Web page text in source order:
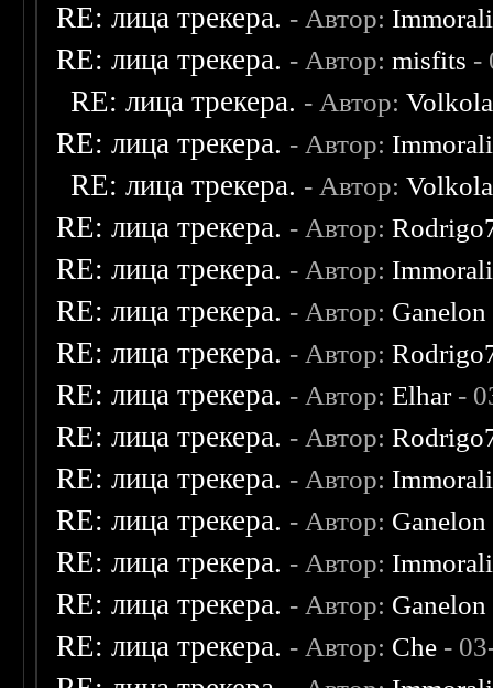
RE: лица трекера. - Автор:
RE: лица трекера. - Автор:misfits -
RE: лица трекера. - Автор:
RE: лица трекера. - Автор:
RE: лица трекера. - Автор:
RE: лица трекера. - Автор:
RE: лица трекера. - Автор:
RE: лица трекера. - Автор: Ganelon
RE: лица трекера. - Автор:
RE: лица трекера. - Автор:Elhar-
RE: лица трекера. - Автор:
RE: лица трекера. - Автор:
RE: лица трекера. - Автор: Ganelon
RE: лица трекера. - Автор:
RE: лица трекера. - Автор: Ganelon
RE: лица трекера. - Автор: Che -